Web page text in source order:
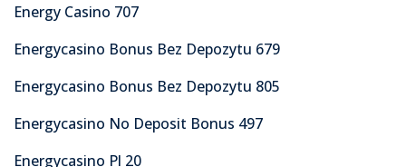
Energy Casino 707
Energycasino Bonus Bez Depozytu 679
Energycasino Bonus Bez Depozytu 805
Energycasino No Deposit Bonus 497
Energycasino Pl 20